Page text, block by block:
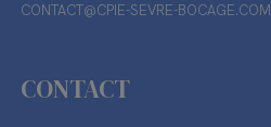
CONTACT@CPIE-SEVRE-BOCAGE.COM
CONTACT